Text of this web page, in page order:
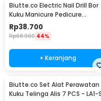
Biutte.co Electric Nail Drill Bor
Kuku Manicure Pedicure
20000RPM - JMD-100
Rp38.700
Rp68.900 44%
+ Keranjang
Biutte.co Set Alat Perawatan
Kuku Telinga Alis 7 PCS - LA1-